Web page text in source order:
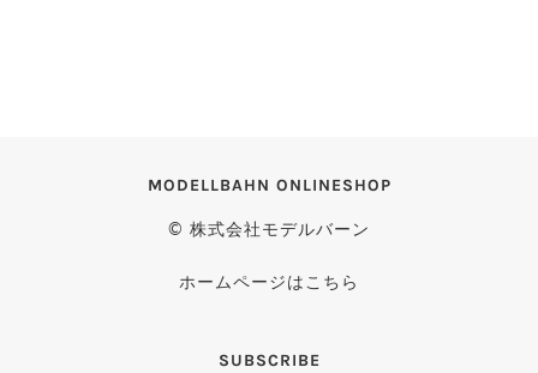
MODELLBAHN ONLINESHOP
© 株式会社モデルバーン
ホームページはこちら
SUBSCRIBE